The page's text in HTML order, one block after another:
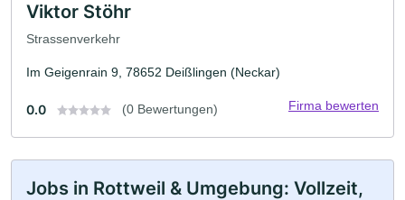
Viktor Stöhr
Strassenverkehr
Im Geigenrain 9, 78652 Deißlingen (Neckar)
0.0 (0 Bewertungen) Firma bewerten
Jobs in Rottweil & Umgebung: Vollzeit,